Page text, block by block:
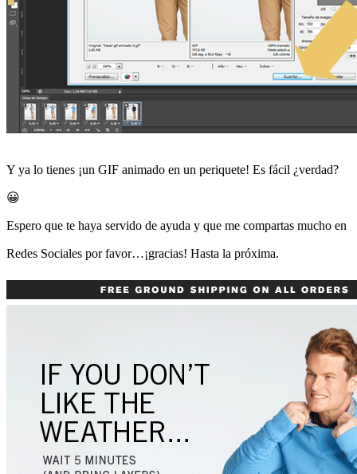
Y ya lo tienes ¡un GIF animado en un periquete! Es fácil ¿verdad?
😀
Espero que te haya servido de ayuda y que me compartas mucho en
Redes Sociales por favor…¡gracias! Hasta la próxima.